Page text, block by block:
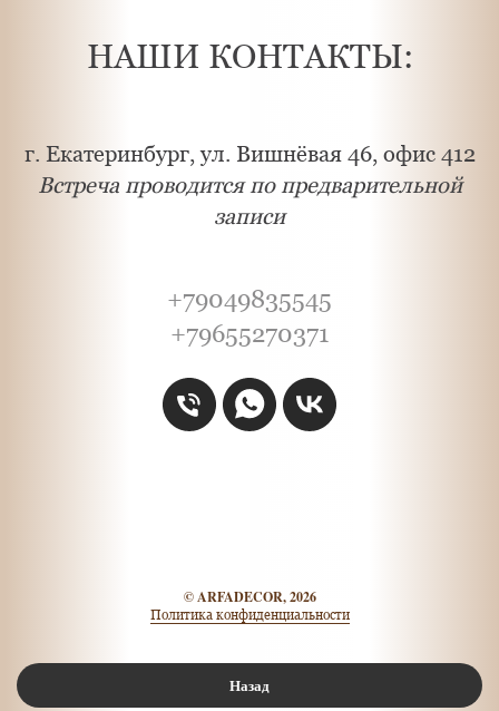
Назад
НАШИ КОНТАКТЫ:
г. Екатеринбург, ул. Вишнёвая 46, офис 412
Встреча проводится по предварительной
записи
+79049835545
+79655270371
©ARFADECOR, 2026
Политика конфиденциальности